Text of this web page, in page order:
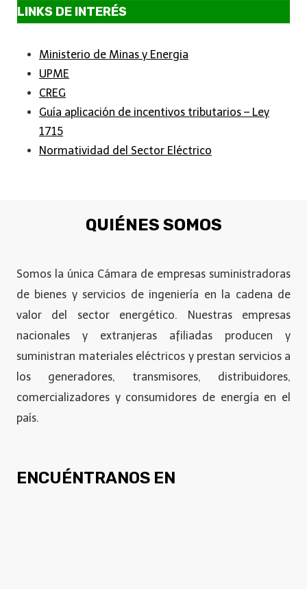
LINKS DE INTERÉS
Ministerio de Minas y Energia
UPME
CREG
Guía aplicación de incentivos tributarios – Ley
1715
Normatividad del Sector Eléctrico
QUIÉNES SOMOS
Somos la única Cámara de empresas suministradoras
de bienes y servicios de ingeniería en la cadena de
valor del sector energético. Nuestras empresas
nacionales y extranjeras afiliadas producen y
suministran materiales eléctricos y prestan servicios a
los generadores, transmisores, distribuidores,
comercializadores y consumidores de energía en el
país.
ENCUÉNTRANOS EN